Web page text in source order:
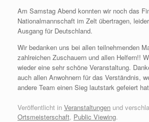
Am Samstag Abend konnten wir noch das
Nationalmannschaft im Zelt übertragen,
Ausgang für Deutschland.
Wir bedanken uns bei allen teilnehmenden
zahlreichen Zuschauern und allen Helfern!!
wieder eine sehr schöne Veranstaltung.
auch allen Anwohnern für das Verständnis,
andere Team einen Sieg lautstark gefeiert
Veröffentlicht in Veranstaltungen und
Ortsmeisterschaft, Public Viewing.